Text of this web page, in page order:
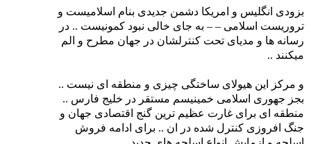
بزودی انگلیس و امریکا دشمن جدیدی بنام اسلامیست و
تروریست اسلامی – – به جای خالی نبود کمونیست .. در
رسانه ها و مدیای تحت کنترلشان در جهان مطرح و الم
میکنند ..
و مرکز این هیولای ساختگی چیزی و منطقه ای نیست ..
بجز جهوری اسلامی خمینیسم مستقر در خلیج فارس ..
منطقه ای برای غارت عظیم ترین گنج اقتصادی جهان و
جنگ افروزی کنترل شده در ان .. برای ادامه فروش